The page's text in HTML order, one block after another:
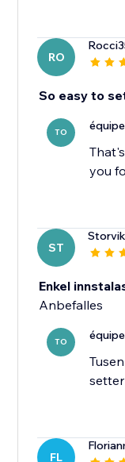
RO
So easy to
TO
you
ST
Enkel
Anbefalles
TO
FL